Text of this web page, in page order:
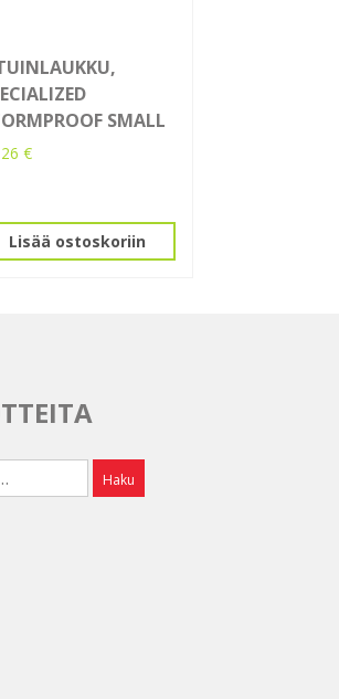
SMALL
€
Lisää ostoskoriin
Haku